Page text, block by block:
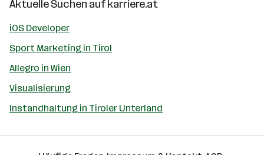
Aktuelle Suchen aufkarriere.at
iOS Developer
Sport Marketing in Tirol
Allegro in Wien
Visualisierung
Instandhaltung in Tiroler Unterland